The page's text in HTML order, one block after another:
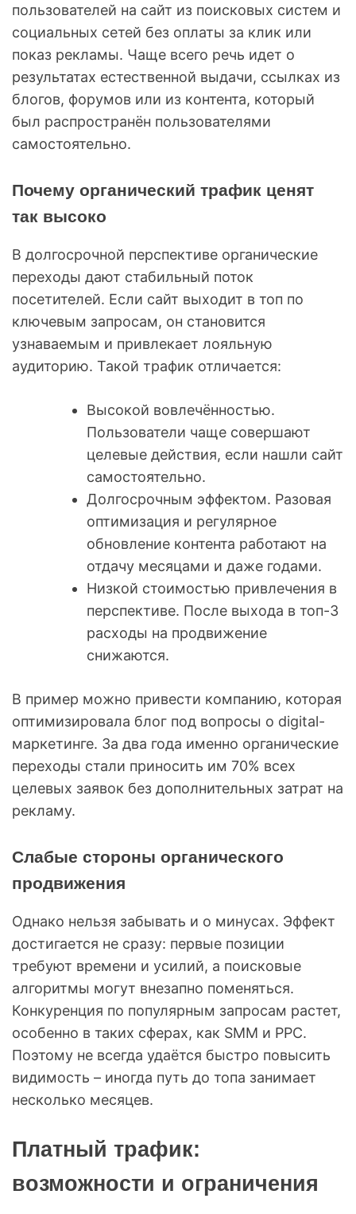
пользователей на сайт из поисковых систем и
социальных сетей без оплаты за клик или
показ рекламы. Чаще всего речь идет о
результатах естественной выдачи, ссылках из
блогов, форумов или из контента, который
был распространён пользователями
самостоятельно.
Почему органический трафик ценят
так высоко
В долгосрочной перспективе органические
переходы дают стабильный поток
посетителей. Если сайт выходит в топ по
ключевым запросам, он становится
узнаваемым и привлекает лояльную
аудиторию. Такой трафик отличается:
Высокой вовлечённостью.
Пользователи чаще совершают
целевые действия, если нашли сайт
самостоятельно.
Долгосрочным эффектом. Разовая
оптимизация и регулярное
обновление контента работают на
отдачу месяцами и даже годами.
Низкой стоимостью привлечения в
перспективе. После выхода в топ-3
расходы на продвижение
снижаются.
В пример можно привести компанию, которая
оптимизировала блог под вопросы о digital-
маркетинге. За два года именно органические
переходы стали приносить им 70% всех
целевых заявок без дополнительных затрат на
рекламу.
Слабые стороны органического
продвижения
Однако нельзя забывать и о минусах. Эффект
достигается не сразу: первые позиции
требуют времени и усилий, а поисковые
алгоритмы могут внезапно поменяться.
Конкуренция по популярным запросам растет,
особенно в таких сферах, как SMM и PPC.
Поэтому не всегда удаётся быстро повысить
видимость – иногда путь до топа занимает
несколько месяцев.
Платный трафик:
возможности и ограничения